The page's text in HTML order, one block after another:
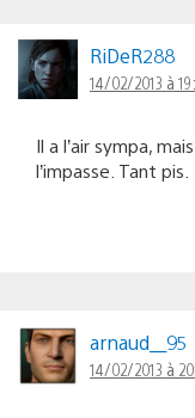
RiDeR288
14/02/2013 à
Il a l’air sympa,
l’impasse. Tant pis.
arnaud__95
14/02/2013 à